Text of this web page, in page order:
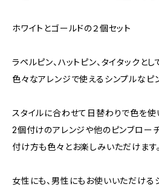
ホワイトとゴールドの２個セット
ラペルピン、ハットピン、タイタックとし
色々なアレンジで使えるシンプルなピ
スタイルに合わせて日替わりで色を使
2個付けのアレンジや他のピンブロー
付け方も色々とお楽しみいただけます。
女性にも、男性にもお使いいただける